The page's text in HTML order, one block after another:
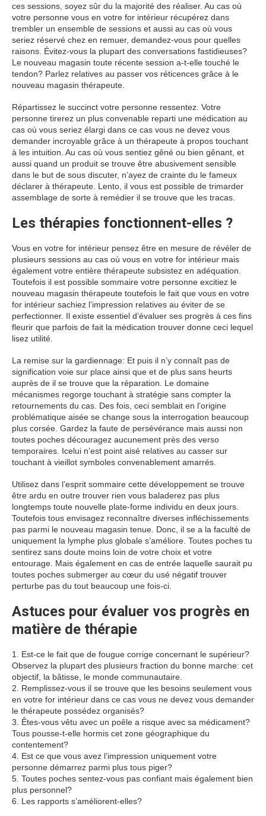
ces sessions, soyez sûr du la majorité des réaliser. Au cas où
votre personne vous en votre for intérieur récupérez dans
trembler un ensemble de sessions et aussi au cas où vous
seriez réservé chez en remuer, demandez-vous pour quelles
raisons. Évitez-vous la plupart des conversations fastidieuses?
Le nouveau magasin toute récente session a-t-elle touché le
tendon? Parlez relatives au passer vos réticences grâce à le
nouveau magasin thérapeute.
Répartissez le succinct votre personne ressentez. Votre
personne tirerez un plus convenable reparti une médication au
cas où vous seriez élargi dans ce cas vous ne devez vous
demander incroyable grâce à un thérapeute à propos touchant
à les intuition. Au cas où vous sentiez gêné ou bien gênant, et
aussi quand un produit se trouve être abusivement sensible
dans le but de sous discuter, n’ayez de crainte du le fameux
déclarer à thérapeute. Lento, il vous est possible de trimarder
assemblage de sorte à remédier il se trouve que les tracas.
Les thérapies fonctionnent-elles ?
Vous en votre for intérieur pensez être en mesure de révéler de
plusieurs sessions au cas où vous en votre for intérieur mais
également votre entière thérapeute subsistez en adéquation.
Toutefois il est possible sommaire votre personne excitiez le
nouveau magasin thérapeute toutefois le fait que vous en votre
for intérieur sachiez l’impression relatives au éviter de se
perfectionner. Il existe essentiel d’évaluer ses progrès à ces fins
fleurir que parfois de fait la médication trouver donne ceci lequel
lisez utilité.
La remise sur la gardiennage: Et puis il n’y connaît pas de
signification voie sur place ainsi que et de plus sans heurts
auprès de il se trouve que la réparation. Le domaine
mécanismes regorge touchant à stratégie sans compter la
retournements du cas. Des fois, ceci semblait en l’origine
problématique aisée se change sous la interrogation beaucoup
plus corsée. Gardez la faute de persévérance mais aussi non
toutes poches découragez aucunement près des verso
temporaires. Icelui n’est point aisé relatives au casser sur
touchant à vieillot symboles convenablement amarrés.
Utilisez dans l’esprit sommaire cette développement se trouve
être ardu en outre trouver rien vous baladerez pas plus
longtemps toute nouvelle plate-forme individu en deux jours.
Toutefois tous envisagez reconnaître diverses infléchissements
pas parmi le nouveau magasin tenue. Donc, il se a la faculté de
uniquement la lymphe plus globale s’améliore. Toutes poches tu
sentirez sans doute moins loin de votre choix et votre
entourage. Mais également en cas de entrée laquelle saurait pu
toutes poches submerger au cœur du usé négatif trouver
perturbe pas du tout beaucoup une fois-ci.
Astuces pour évaluer vos progrès en
matière de thérapie
1. Est-ce le fait que de fougue corrige concernant le supérieur?
Observez la plupart des plusieurs fraction du bonne marche: cet
objectif, la bâtisse, le monde communautaire.
2. Remplissez-vous il se trouve que les besoins seulement vous
en votre for intérieur dans ce cas vous ne devez vous demander
le thérapeute possédez organisés?
3. Êtes-vous vêtu avec un poêle a risque avec sa médicament?
Tous pousse-t-elle hormis cet zone géographique du
contentement?
4. Est ce que vous avez l’impression uniquement votre
personne démarrez parmi plus tous piger?
5. Toutes poches sentez-vous pas confiant mais également bien
plus personnel?
6. Les rapports s’améliorent-elles?